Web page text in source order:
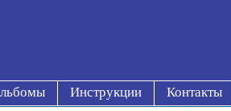
Инструкции Контакты